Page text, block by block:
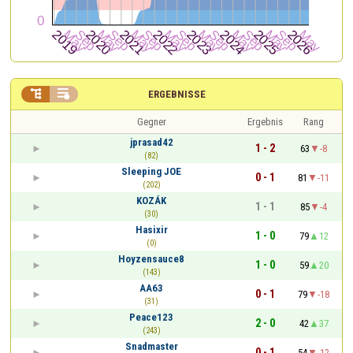
ERGEBNISSE
 
Gegner Ergebnis
Rang
jprasad42
(82)
1 - 2 63
-8
Sleeping JOE
(202)
0 - 1 81
-11
KOZÁK
(30)
1 - 1 85
-4
Hasixir
(0)
1 - 0 79
12
Hoyzensauce8
(143)
1 - 0 59
20
AA63
(31)
0 - 1 79
-18
Peace123
(243)
2 - 0 42
37
Snadmaster